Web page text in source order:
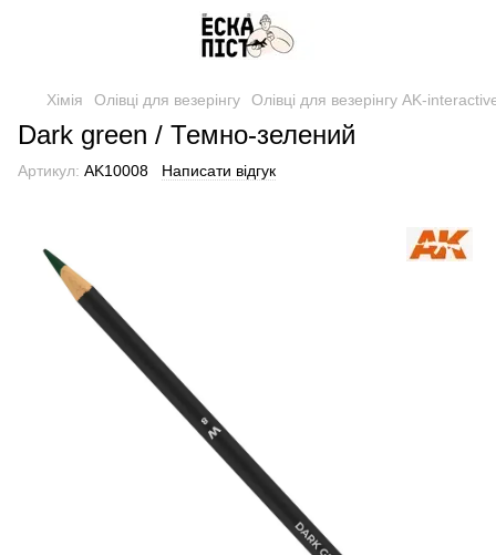
Хімія Олівці для везерінгу Олівці для везерінгу AK-
Dark green / Темно-зелений
Артикул: AK10008 Написати відгук